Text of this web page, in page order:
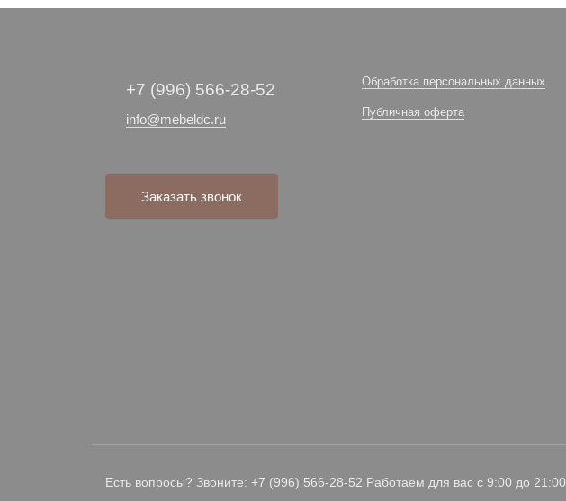
+7 (996) 566-28-52
info@mebeldc.ru
Заказать звонок
Обработка персональных данных
Публичная оферта
Есть вопросы? Звоните: +7 (996) 566-28-52 Работаем для вас с 9:00 до 21:00